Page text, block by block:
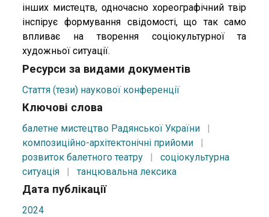
інших мистецтв, одночасно хореографічний твір
інспірує формування свідомості, що так само
впливає на творення соціокультурної та
художньої ситуації.
Ресурси за видами документів
Стаття (тези) наукової конференції
Ключові слова
балетне мистецтво Радянської України
|
композиційно-архітектонічні прийоми
|
розвиток балетного театру
|
соціокультурна
ситуація
| танцювальна лексика
Дата публікації
2024